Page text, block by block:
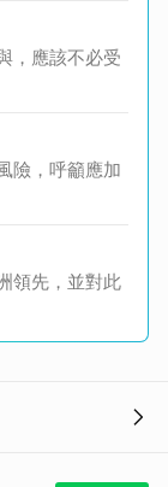
，應該不必受
險，呼籲應加
領先，並對此